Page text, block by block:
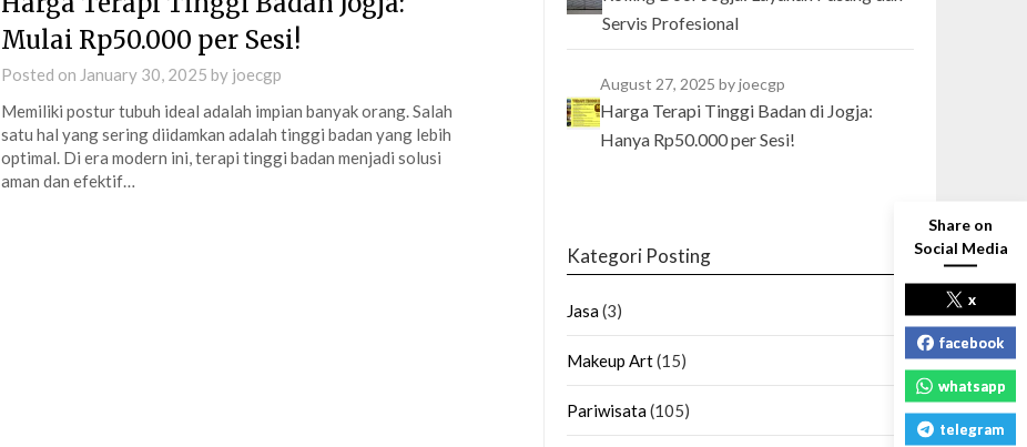
Mulai Rp50.000 per Sesi!
Posted on January 30, 2025 by joecgp
Memiliki postur tubuh ideal adalah impian banyak orang. Salah
satu hal yang sering diidamkan adalah tinggi badan yang lebih
optimal. Di era modern ini, terapi tinggi badan menjadi solusi
aman dan efektif…
Servis Profesional
August 27, 2025 by joecgp
Harga Terapi Tinggi Badan di Jogja:
Hanya Rp50.000 per Sesi!
Kategori Posting
Jasa(3)
Makeup Art(15)
Pariwisata(105)
Share on
Social Media
x
facebook
whatsapp
telegram